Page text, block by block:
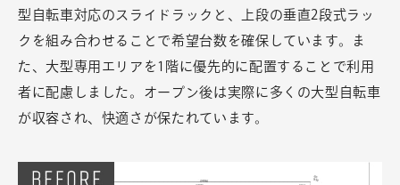
型自転車対応のスライドラックと、上段の垂直2段式ラッ
クを組み合わせることで希望台数を確保しています。ま
た、大型専用エリアを1階に優先的に配置することで利用
者に配慮しました。オープン後は実際に多くの大型自転車
が収容され、快適さが保たれています。